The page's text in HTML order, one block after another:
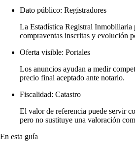
Dato público: Registradores
La Estadística Registral Inmobiliaria
compraventas inscritas y evolución
Oferta visible: Portales
Los anuncios ayudan a medir
precio final aceptado ante notario.
Fiscalidad: Catastro
El valor de referencia puede servir
pero no sustituye una valoración
En esta guía